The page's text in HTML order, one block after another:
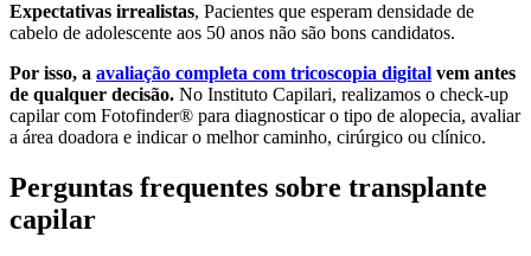
Expectativas irrealistas, Pacientes que esperam densidade de
cabelo de adolescente aos 50 anos não são bons candidatos.
Por isso, a avaliação completa com tricoscopia digital vem antes
de qualquer decisão. No Instituto Capilari, realizamos o check-up
capilar com Fotofinder® para diagnosticar o tipo de alopecia, avaliar
a área doadora e indicar o melhor caminho, cirúrgico ou clínico.
Perguntas frequentes sobre transplante
capilar